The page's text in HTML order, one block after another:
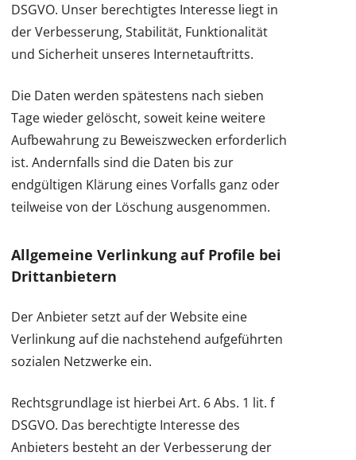
DSGVO. Unser berechtigtes Interesse liegt in
der Verbesserung, Stabilität, Funktionalität
und Sicherheit unseres Internetauftritts.
Die Daten werden spätestens nach sieben
Tage wieder gelöscht, soweit keine weitere
Aufbewahrung zu Beweiszwecken erforderlich
ist. Andernfalls sind die Daten bis zur
endgültigen Klärung eines Vorfalls ganz oder
teilweise von der Löschung ausgenommen.
Allgemeine Verlinkung auf Profile bei
Drittanbietern
Der Anbieter setzt auf der Website eine
Verlinkung auf die nachstehend aufgeführten
sozialen Netzwerke ein.
Rechtsgrundlage ist hierbei Art. 6 Abs. 1 lit. f
DSGVO. Das berechtigte Interesse des
Anbieters besteht an der Verbesserung der